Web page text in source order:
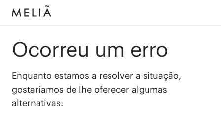
Ocorreu um erro
Enquanto estamos a resolver a situação,
gostaríamos de lhe oferecer algumas
alternativas: